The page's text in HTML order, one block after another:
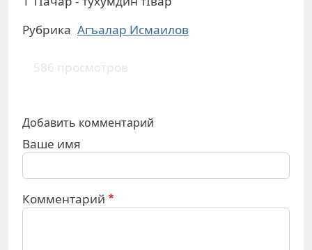
Рубрика Агъалар Исмаилов
586 просмотров
Добавить комментарий
Ваше имя
Комментарий